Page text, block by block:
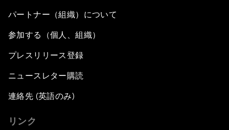
パートナー（組織）について
参加する（個人、組織）
プレスリリース登録
ニュースレター購読
連絡先 (英語のみ)
リンク